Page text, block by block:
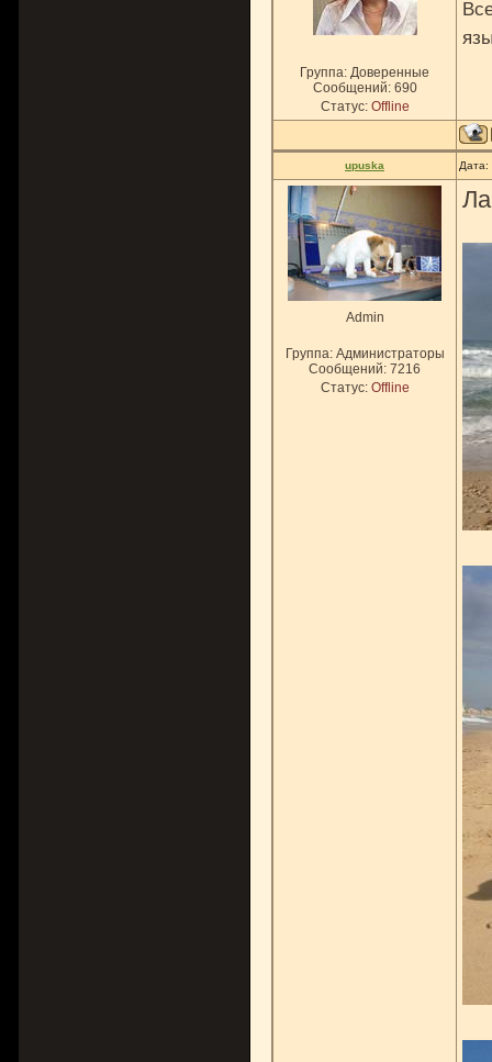
Группа: Доверенные
Сообщений: 690
Статус: Offline
upuska
Admin
Группа: Администраторы
Сообщений: 7216
Статус: Offline